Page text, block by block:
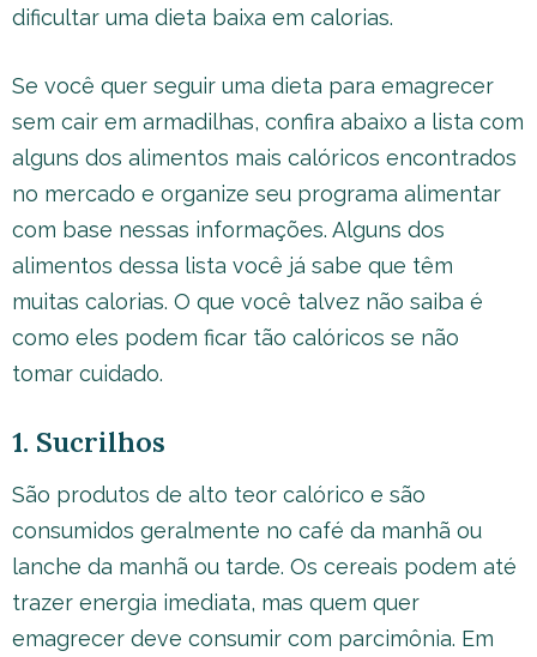
dificultar uma dieta baixa em calorias.
Se você quer seguir uma dieta para emagrecer
sem cair em armadilhas, confira abaixo a lista com
alguns dos alimentos mais calóricos encontrados
no mercado e organize seu programa alimentar
com base nessas informações. Alguns dos
alimentos dessa lista você já sabe que têm
muitas calorias. O que você talvez não saiba é
como eles podem ficar tão calóricos se não
tomar cuidado.
1. Sucrilhos
São produtos de alto teor calórico e são
consumidos geralmente no café da manhã ou
lanche da manhã ou tarde. Os cereais podem até
trazer energia imediata, mas quem quer
emagrecer deve consumir com parcimônia. Em